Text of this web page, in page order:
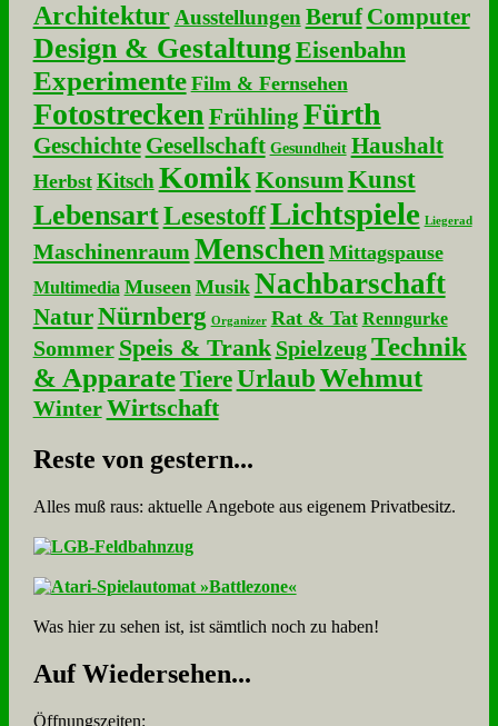
Architektur Ausstellungen Beruf Computer
Design & GestaltungEisenbahn
Experimente Film & Fernsehen
Fotostrecken Frühling Fürth
Geschichte Gesellschaft Gesundheit Haushalt
Herbst Kitsch KomikKonsumKunst
LebensartLesestoffLichtspiele Liegerad
Maschinenraum Menschen Mittagspause
Multimedia Museen Musik Nachbarschaft
NaturNürnberg Organizer Rat & Tat Renngurke
Sommer Speis & Trank Spielzeug Technik
& Apparate Tiere UrlaubWehmut
Winter Wirtschaft
Re­ste von ge­stern...
Alles muß raus: aktuelle An­ge­bo­te aus eigenem Privatbesitz.
Was hier zu sehen ist, ist sämt­lich noch zu haben!
Auf Wie­der­se­hen...
Öffnungszeiten: